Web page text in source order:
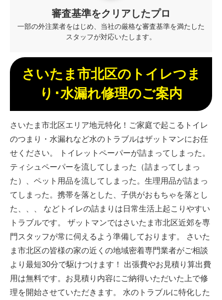
審査基準をクリアしたプロ
一部の外注業者をはじめ、当社の厳格な審査基準を満たした
スタッフが対応いたします。
さいたま市北区のトイレつま
り･水漏れ修理のご案内
さいたま市北区エリア地元特化！ご家庭で起こるトイレ
のつまり・水漏れなど水のトラブルはザットマンにお任
せください。 トイレットペーパーが詰まってしまった。
ティシュペーパーを流してしまった（詰まってしまっ
た）、ペット用品を流してしまった。生理用品が詰まっ
てしまった。携帯を落とした、子供がおもちゃを落とし
た、、、 などトイレの詰まりは日常生活上起こりやすい
トラブルです。 ザットマンではさいたま市北区近郊を専
門スタッフが常に伺えるよう準備しております。 さいた
ま市北区の皆様の家の近くの地域密着専門業者がご相談
より最短30分で駆けつけます！ 出張費やお見積り算出費
用は無料です。お見積り内容にご納得いただいた上で修
理を開始させていただきます。 水のトラブルに特化した